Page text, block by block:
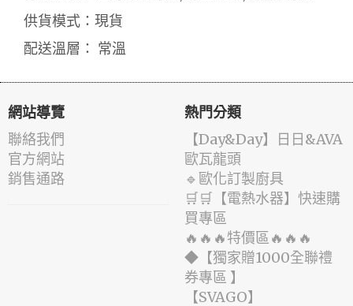
供貨模式：現貨
配送溫層： 常溫
網站導覽
聯絡我們
官方網站
銷售通路
熱門分類
️【Day&Day】️日日&AVA
歐瓦龍頭
🔹歐化訂製廚具
🛒🛒【電熱水器】快速購
買專區
🔥🔥🔥特價區🔥🔥🔥
◆【獨家贈1000全聯禮
券專區 】
️【SVAGO】️